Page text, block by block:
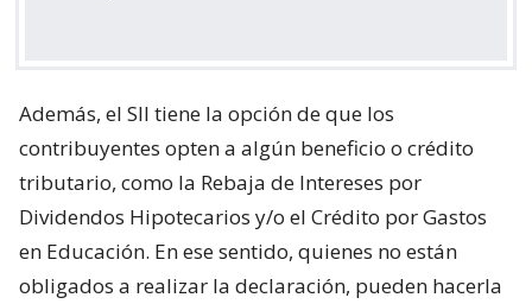
Además, el SII tiene la opción de que los
contribuyentes opten a algún beneficio o crédito
tributario, como la Rebaja de Intereses por
Dividendos Hipotecarios y/o el Crédito por Gastos
en Educación. En ese sentido, quienes no están
obligados a realizar la declaración, pueden hacerla